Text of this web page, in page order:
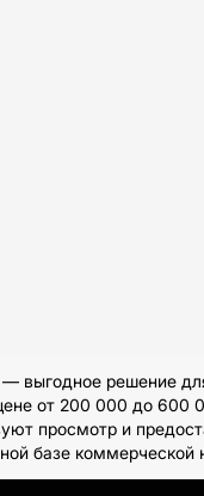
решение
от 200 000 до 600
просмотр и
базе